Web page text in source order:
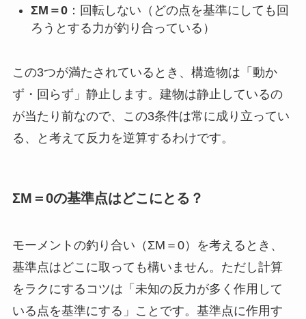
ΣM＝0：回転しない（どの点を基準にしても回
ろうとする力が釣り合っている）
この3つが満たされているとき、構造物は「動か
ず・回らず」静止します。建物は静止しているの
が当たり前なので、この3条件は常に成り立ってい
る、と考えて反力を逆算するわけです。
ΣM＝0の基準点はどこにとる？
モーメントの釣り合い（ΣM＝0）を考えるとき、
基準点はどこに取っても構いません。ただし計算
をラクにするコツは「未知の反力が多く作用して
いる点を基準にする」ことです。基準点に作用す